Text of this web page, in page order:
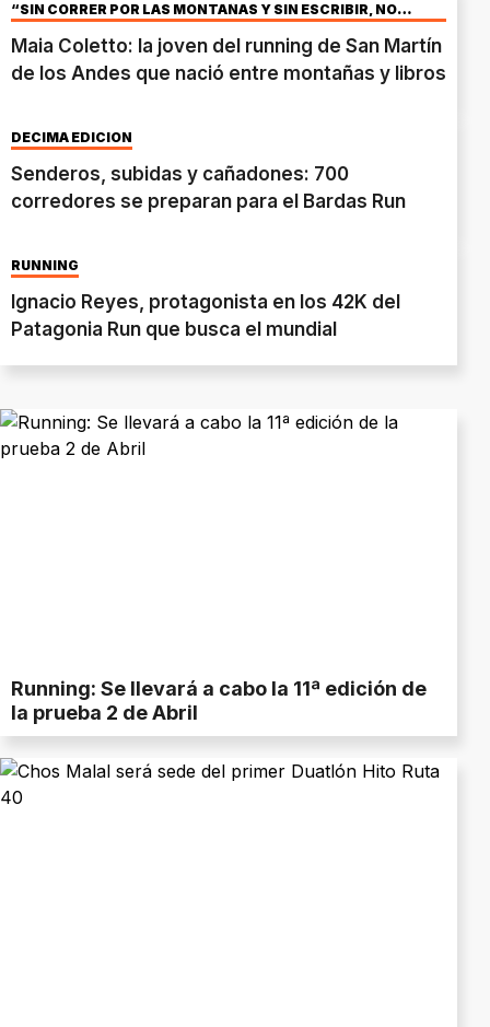
“SIN CORRER POR LAS MONTAÑAS Y SIN ESCRIBIR, NO
EXISTO”
Maia Coletto: la joven del running de San Martín
de los Andes que nació entre montañas y libros
DÉCIMA EDICIÓN
Senderos, subidas y cañadones: 700
corredores se preparan para el Bardas Run
RUNNING
Ignacio Reyes, protagonista en los 42K del
Patagonia Run que busca el mundial
Running: Se llevará a cabo la 11ª edición de
la prueba 2 de Abril